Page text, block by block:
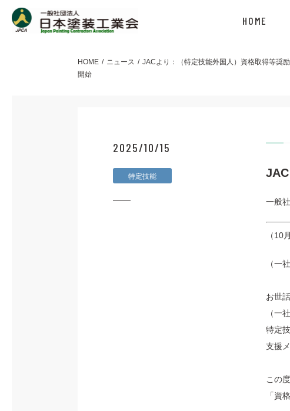
HOME
HOME ニュース
JACより：（特定技能外国人）資格取得等奨
開始
2025/10/15
特定技能
一般
（10
（一
お世
（一
特定
支援
この
「資